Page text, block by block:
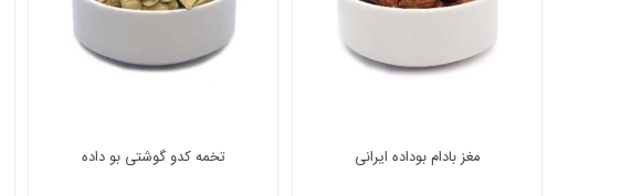
مغز بادام بوداده ایرانی تخمه کدو گوشتی بو داده